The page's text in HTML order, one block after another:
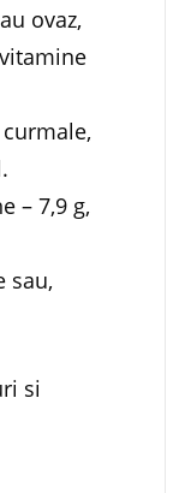
ovaz,
– 7,9 g,
sau,
si